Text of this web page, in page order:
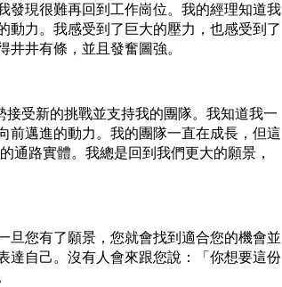
發現很難再回到工作崗位。我的經理知道我
動力。我感受到了巨大的壓力，也感受到了
井有條，並且發奮圖強。
受新的挑戰並支持我的團隊。我知道我一
前邁進的動力。我的團隊一直在成長，但這
通路實體。我總是回到我們更大的願景，
旦您有了願景，您就會找到適合您的機會並
達自己。沒有人會來跟您說：「你想要這份